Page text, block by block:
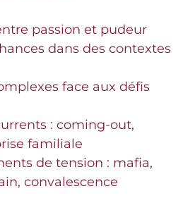
passion et pudeur
dans des contextes
face aux défis
: coming-out,
familiale
de tension : mafia,
convalescence